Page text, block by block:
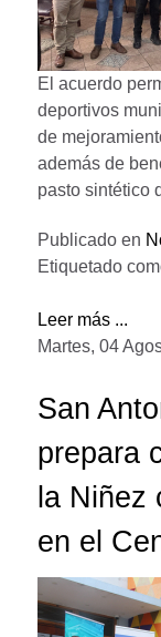
El acuerdo
deportivos
de
además de
pasto sintético
Publicado en
Etiquetado
Leer más ...
Martes, 04
San
prepara
la Niñez
en el